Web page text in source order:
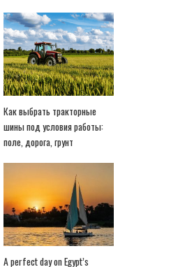
Как выбрать тракторные
шины под условия работы:
поле, дорога, грунт
A perfect day on Egypt’s